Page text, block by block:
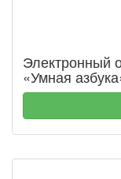
Электронный
«Умная